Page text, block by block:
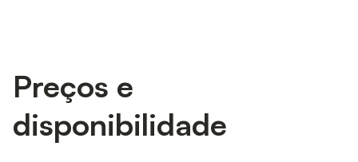
Preços e
disponibilidade